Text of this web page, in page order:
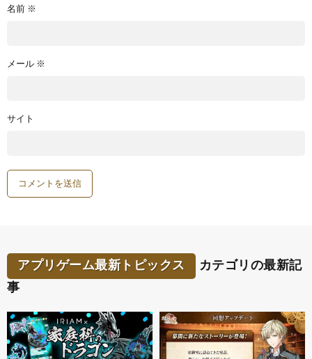
名前 ※
メール ※
サイト
アプリゲーム最新トピックス
カテゴリの最新記
事